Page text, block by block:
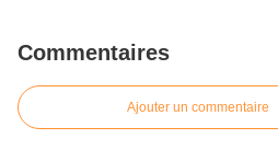
Commentaires
Ajouter un commentaire